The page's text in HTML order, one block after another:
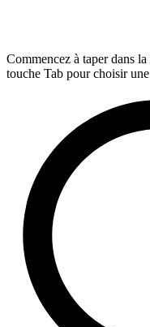
Commencez à taper dans
touche Tab pour choisir